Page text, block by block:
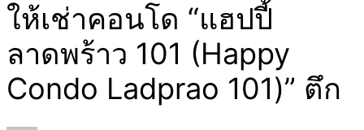
ให้เช่าคอนโด “แฮปปี้
ลาดพร้าว 101 (Happy
Condo Ladprao 101)” ตึก